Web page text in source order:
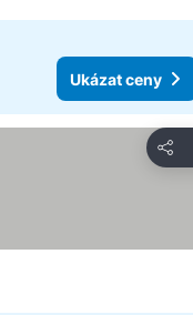
Ukázat ceny
Sdílet